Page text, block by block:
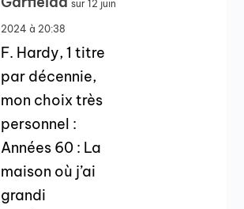
sur 12 juin
2024 à 20:38
F. Hardy, 1 titre
par décennie,
mon choix très
personnel :
Années 60 : La
maison où j’ai
grandi